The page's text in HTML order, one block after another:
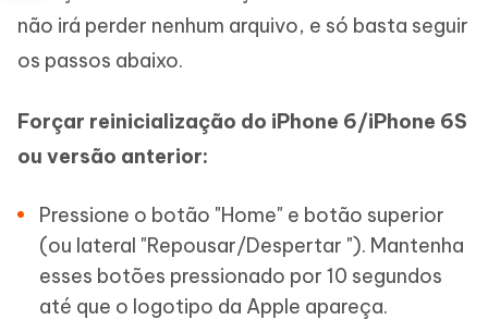
não irá perder nenhum arquivo, e só basta seguir
os passos abaixo.
Forçar reinicialização do iPhone 6/iPhone 6S
ou versão anterior:
Pressione o botão "Home" e botão superior
(ou lateral "Repousar/Despertar "). Mantenha
esses botões pressionado por 10 segundos
até que o logotipo da Apple apareça.